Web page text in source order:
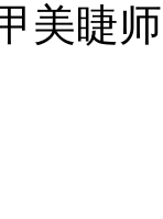
美睫